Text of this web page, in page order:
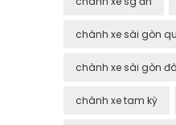
chành xe sài gòn
chành xe sài gòn
chành xe tam kỳ